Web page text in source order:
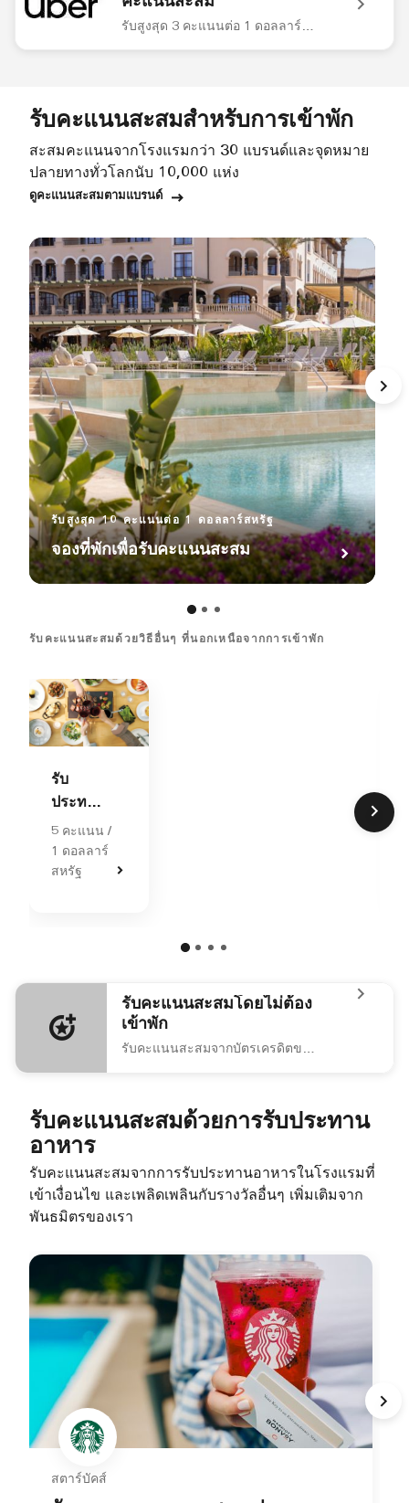
รับสูงสุด 3 คะแนนต่อ 1 ดอลลาร์สหรัฐ
รับคะแนนสะสมสำหรับการเข้าพัก
สะสมคะแนนจากโรงแรมกว่า 30 แบรนด์และจุดหมาย
ปลายทางทั่วโลกนับ 10,000 แห่ง
ดูคะแนนสะสมตามแบรนด์
รับสูงสุด 10 คะแนนต่อ 1 ดอลลาร์สหรัฐ
จองที่พักเพื่อรับคะแนนสะสม
รับคะแนนสะสมด้วยวิธีอื่นๆ ที่นอกเหนือจากการเข้าพัก
รับ
ประทาน
อาหารที่
โรงแรม
และ
5 คะแนน /
1 ดอลลาร์
สหรัฐ
รับคะแนนสะสมโดยไม่ต้อง
เข้าพัก
รับคะแนนสะสมจากบัตรเครดิตของคุณสำหรับการรับประทานอาหารและกิจกรรมอื่นๆ ที่โรงแรมและรีสอร์ทที่ร่วมรายการ
รับคะแนนสะสมด้วยการรับประทาน
อาหาร
รับคะแนนสะสมจากการรับประทานอาหารในโรงแรมที่
เข้าเงื่อนไข และเพลิดเพลินกับรางวัลอื่นๆ เพิ่มเติมจาก
พันธมิตรของเรา
สตาร์บัคส์
opens in new window